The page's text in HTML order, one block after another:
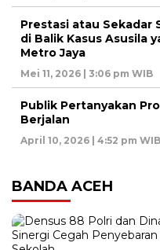
Prestasi atau Sekadar
di Balik Kasus Asusila
Metro Jaya
Mei 11, 2026 | 3:06 pm WIB
Publik Pertanyakan
Berjalan
April 10, 2026 | 4:52 pm WIB
BANDA ACEH